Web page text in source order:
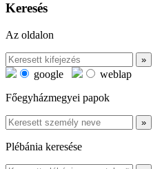
Keresés
Az oldalon
google
weblap
Főegyházmegyei papok
Plébánia keresése